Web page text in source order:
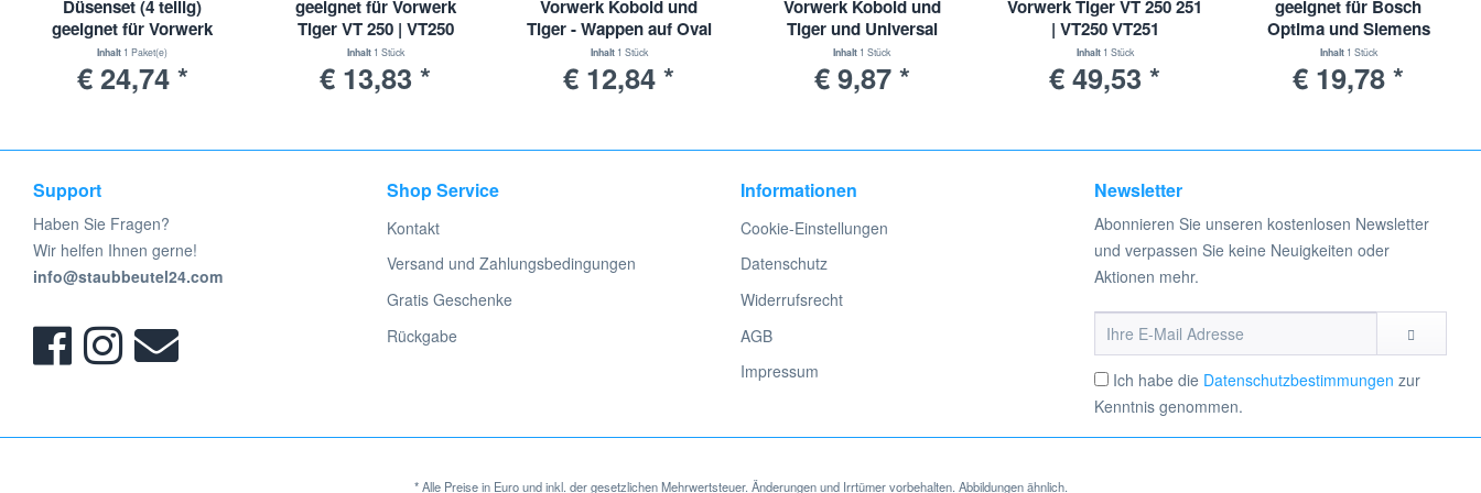
Düsenset (4 teilig)
geeignet für Vorwerk
Kobold mit
Wappenanschluss
Inhalt 1 Paket(e)
€ 24,74 *
geeignet für Vorwerk
Tiger VT 250 | VT250
Inhalt 1 Stück
€ 13,83 *
Vorwerk Kobold und
Tiger - Wappen auf Oval
Inhalt 1 Stück
€ 12,84 *
Vorwerk Kobold und
Tiger und Universal
Inhalt 1 Stück
€ 9,87 *
Vorwerk Tiger VT 250 251
| VT250 VT251
Inhalt 1 Stück
€ 49,53 *
geeignet für Bosch
Optima und Siemens
Serie VS 5 / VS 9
Inhalt 1 Stück
€ 19,78 *
Support
Haben Sie Fragen?
Wir helfen Ihnen gerne!
info@staubbeutel24.com
Shop Service
Kontakt
Versand und Zahlungsbedingungen
Gratis Geschenke
Rückgabe
Informationen
Cookie-Einstellungen
Datenschutz
Widerrufsrecht
AGB
Impressum
Newsletter
Abonnieren Sie unseren kostenlosen Newsletter
und verpassen Sie keine Neuigkeiten oder
Aktionen mehr.
Ich habe die Datenschutzbestimmungen zur
Kenntnis genommen.
* Alle Preise in Euro und inkl. der gesetzlichen Mehrwertsteuer. Änderungen und Irrtümer vorbehalten. Abbildungen ähnlich.